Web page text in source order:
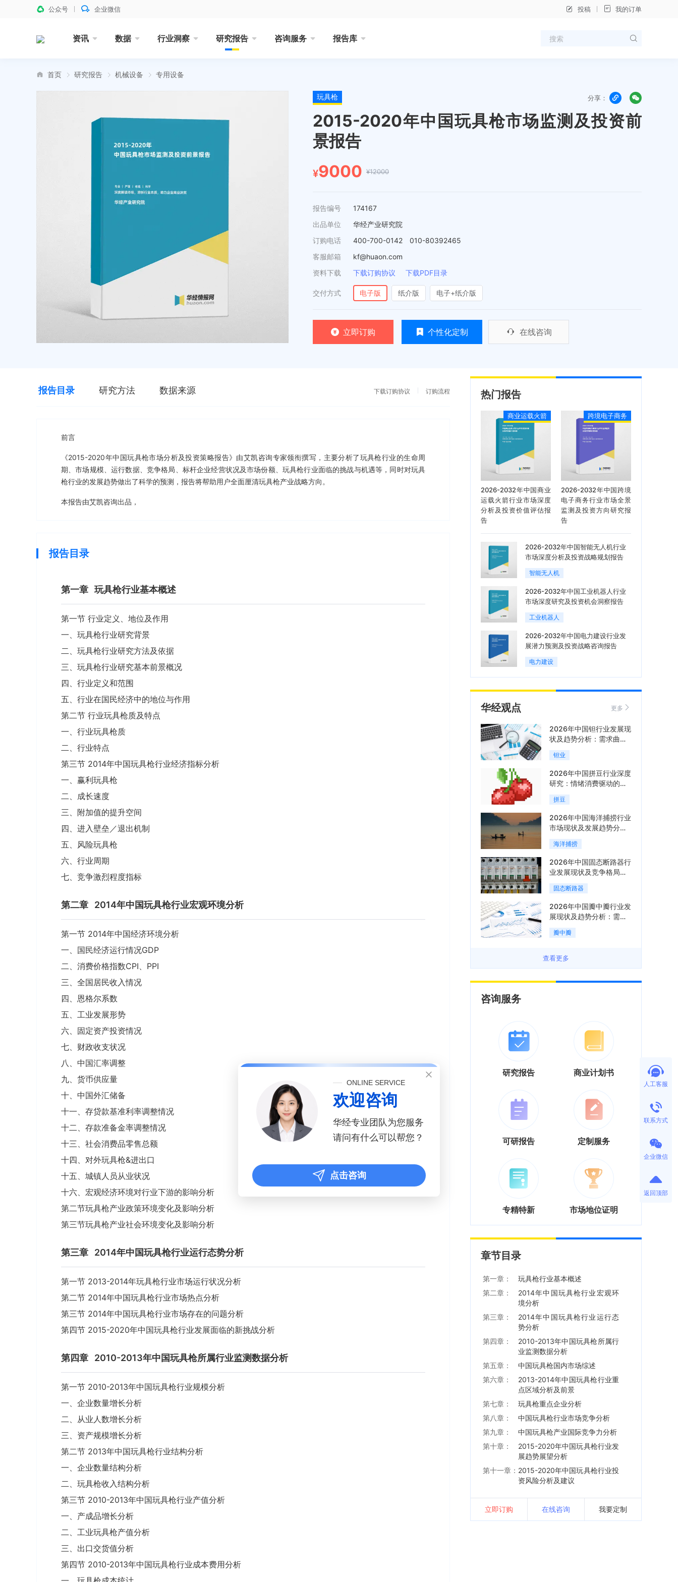
公众号 企业微信 投稿 我的订单
资讯 数据 行业洞察 研究报告 咨询服务 报告库
首页 研究报告 机械设备 专用设备
玩具枪 分享：
2015-2020年中国玩具枪市场监测及投资前
景报告
¥9000 ¥12000
报告编号
174167
出品单位
华经产业研究院
订购电话
400-700-0142 010-80392465
客服邮箱
kf@huaon.com
资料下载
下载订购协议 下载PDF目录
交付方式 电子版 纸介版 电子+纸介版
立即订购 个性化定制 在线咨询
报告目录 研究方法 数据来源 下载订购协议 订购流程
前言
《2015-2020年中国玩具枪市场分析及投资策略报告》由艾凯咨询专家领衔撰写，主要分析了玩具枪行业的生命周
期、市场规模、运行数据、竞争格局、标杆企业经营状况及市场份额、玩具枪行业面临的挑战与机遇等，同时对玩具
枪行业的发展趋势做出了科学的预测，报告将帮助用户全面厘清玩具枪产业战略方向。
本报告由艾凯咨询出品，
报告目录
第一章 玩具枪行业基本概述
第一节 行业定义、地位及作用
一、玩具枪行业研究背景
二、玩具枪行业研究方法及依据
三、玩具枪行业研究基本前景概况
四、行业定义和范围
五、行业在国民经济中的地位与作用
第二节 行业玩具枪质及特点
一、行业玩具枪质
二、行业特点
第三节 2014年中国玩具枪行业经济指标分析
一、赢利玩具枪
二、成长速度
三、附加值的提升空间
四、进入壁垒／退出机制
五、风险玩具枪
六、行业周期
七、竞争激烈程度指标
第二章 2014年中国玩具枪行业宏观环境分析
第一节 2014年中国经济环境分析
一、国民经济运行情况GDP
二、消费价格指数CPI、PPI
三、全国居民收入情况
四、恩格尔系数
五、工业发展形势
六、固定资产投资情况
七、财政收支状况
八、中国汇率调整
九、货币供应量
十、中国外汇储备
十一、存贷款基准利率调整情况
十二、存款准备金率调整情况
十三、社会消费品零售总额
十四、对外玩具枪&进出口
十五、城镇人员从业状况
十六、宏观经济环境对行业下游的影响分析
第二节玩具枪产业政策环境变化及影响分析
第三节玩具枪产业社会环境变化及影响分析
第三章 2014年中国玩具枪行业运行态势分析
第一节 2013-2014年玩具枪行业市场运行状况分析
第二节 2014年中国玩具枪行业市场热点分析
第三节 2014年中国玩具枪行业市场存在的问题分析
第四节 2015-2020年中国玩具枪行业发展面临的新挑战分析
第四章 2010-2013年中国玩具枪所属行业监测数据分析
第一节 2010-2013年中国玩具枪行业规模分析
一、企业数量增长分析
二、从业人数增长分析
三、资产规模增长分析
第二节 2013年中国玩具枪行业结构分析
一、企业数量结构分析
二、玩具枪收入结构分析
第三节 2010-2013年中国玩具枪行业产值分析
一、产成品增长分析
二、工业玩具枪产值分析
三、出口交货值分析
第四节 2010-2013年中国玩具枪行业成本费用分析
热门报告
商业运载火箭
2026-2032年中国商业
运载火箭行业市场深度
分析及投资价值评估报
告
跨境电子商务
2026-2032年中国跨境
电子商务行业市场全景
监测及投资方向研究报
告
2026-2032年中国智能无人机行业
市场深度分析及投资战略规划报告
智能无人机
2026-2032年中国工业机器人行业
市场深度研究及投资机会洞察报告
工业机器人
2026-2032年中国电力建设行业发
展潜力预测及投资战略咨询报告
电力建设
华经观点 更多
2026年中国钽行业发展现
状及趋势分析：需求曲线
陡峭与供给曲线平缓的博
弈加剧「图」
钽业
2026年中国拼豆行业深度
研究：情绪消费驱动的新
兴手工赛道「图」
拼豆
2026年中国海洋捕捞行业
市场现状及发展趋势分
析：科技赋能与智能化转
型加速「图」
海洋捕捞
2026年中国固态断路器行
业发展现状及竞争格局分
析：国际巨头领跑技术，
国内企业加速追赶「图」
固态断路器
2026年中国瓣中瓣行业发
展现状及趋势分析：需求
可持续释放，市场发展前
景良好「图」
瓣中瓣
查看更多
咨询服务
研究报告 商业计划书
可研报告 定制服务
专精特新 市场地位证明
章节目录
第一章：
玩具枪行业基本概述
第二章：
2014年中国玩具枪行业宏观环
境分析
第三章：
2014年中国玩具枪行业运行态
势分析
第四章：
2010-2013年中国玩具枪所属行
业监测数据分析
第五章：
中国玩具枪国内市场综述
第六章：
2013-2014年中国玩具枪行业重
点区域分析及前景
第七章：
玩具枪重点企业分析
第八章：
中国玩具枪行业市场竞争分析
第九章：
中国玩具枪产业国际竞争力分析
第十章：
2015-2020年中国玩具枪行业发
展趋势展望分析
第十一章： 2015-2020年中国玩具枪行业投
资风险分析及建议
立即订购 在线咨询 我要定制
人工客服
联系方式
企业微信
返回顶部
ONLINE SERVICE
欢迎咨询
华经专业团队为您服务
请问有什么可以帮您？
点击咨询